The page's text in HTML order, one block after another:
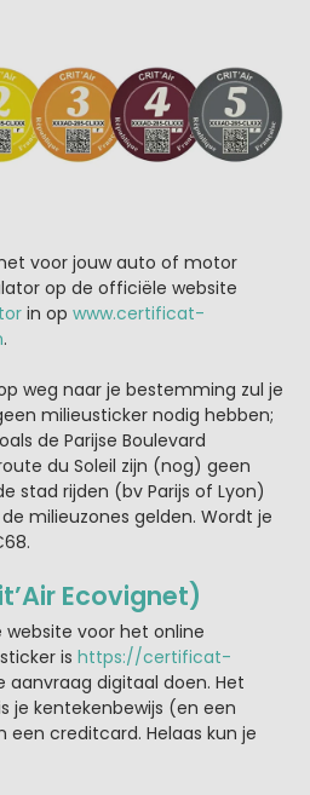
voor jouw auto of motor
op de officiële website
in op www.certificat-
.
weg naar je bestemming zul je
milieusticker nodig hebben;
de Parijse Boulevard
du Soleil zijn (nog) geen
stad rijden (bv Parijs of Lyon)
milieuzones gelden. Wordt je
Ecovignet)
website voor het online
is https://certificat-
aanvraag digitaal doen. Het
je kentekenbewijs (en een
een creditcard. Helaas kun je